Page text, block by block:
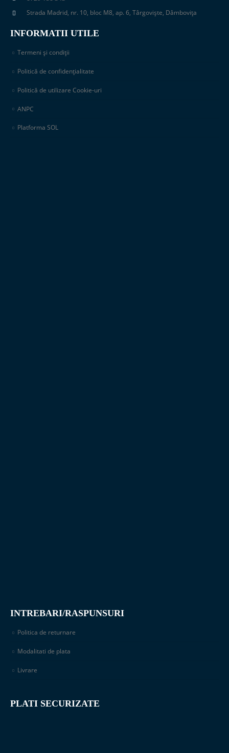
Strada Madrid, nr. 10, bloc M8, ap. 6, Târgoviște, Dâmbovița
INFORMATII UTILE
Termeni și condiții
Politică de confidențialitate
Politică de utilizare Cookie-uri
ANPC
Platforma SOL
INTREBARI/RASPUNSURI
Politica de returnare
Modalitati de plata
Livrare
PLATI SECURIZATE